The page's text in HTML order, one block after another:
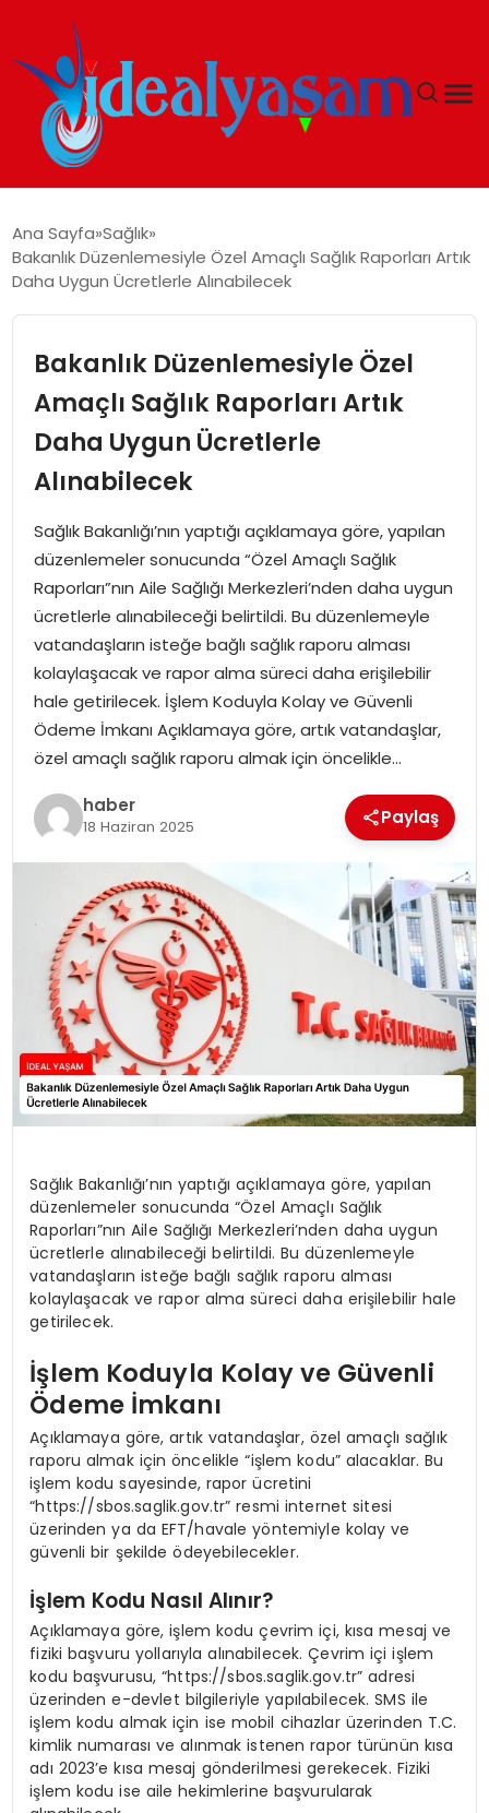
GÜNDEM
İDEAL SPOR
MAGAZIN
SAĞLIK
SOSYAL HABER
Ana Sayfa Sağlık
Bakanlık Düzenlemesiyle Özel Amaçlı Sağlık Raporları Artık
Daha Uygun Ücretlerle Alınabilecek
Bakanlık Düzenlemesiyle Özel
Amaçlı Sağlık Raporları Artık
Daha Uygun Ücretlerle
Alınabilecek
Sağlık Bakanlığı’nın yaptığı açıklamaya göre, yapılan
düzenlemeler sonucunda “Özel Amaçlı Sağlık
Raporları”nın Aile Sağlığı Merkezleri’nden daha uygun
ücretlerle alınabileceği belirtildi. Bu düzenlemeyle
vatandaşların isteğe bağlı sağlık raporu alması
kolaylaşacak ve rapor alma süreci daha erişilebilir
hale getirilecek. İşlem Koduyla Kolay ve Güvenli
Ödeme İmkanı Açıklamaya göre, artık vatandaşlar,
özel amaçlı sağlık raporu almak için öncelikle…
haber
18 Haziran 2025 Paylaş
Sağlık Bakanlığı’nın yaptığı açıklamaya göre, yapılan
düzenlemeler sonucunda “Özel Amaçlı Sağlık
Raporları”nın Aile Sağlığı Merkezleri’nden daha uygun
ücretlerle alınabileceği belirtildi. Bu düzenlemeyle
vatandaşların isteğe bağlı sağlık raporu alması
kolaylaşacak ve rapor alma süreci daha erişilebilir hale
getirilecek.
İşlem Koduyla Kolay ve Güvenli
Ödeme İmkanı
Açıklamaya göre, artık vatandaşlar, özel amaçlı sağlık
raporu almak için öncelikle “işlem kodu” alacaklar. Bu
işlem kodu sayesinde, rapor ücretini
“https://sbos.saglik.gov.tr” resmi internet sitesi
üzerinden ya da EFT/havale yöntemiyle kolay ve
güvenli bir şekilde ödeyebilecekler.
İşlem Kodu Nasıl Alınır?
Açıklamaya göre, işlem kodu çevrim içi, kısa mesaj ve
fiziki başvuru yollarıyla alınabilecek. Çevrim içi işlem
kodu başvurusu, “https://sbos.saglik.gov.tr” adresi
üzerinden e-devlet bilgileriyle yapılabilecek. SMS ile
işlem kodu almak için ise mobil cihazlar üzerinden T.C.
kimlik numarası ve alınmak istenen rapor türünün kısa
adı 2023’e kısa mesaj gönderilmesi gerekecek. Fiziki
işlem kodu ise aile hekimlerine başvurularak